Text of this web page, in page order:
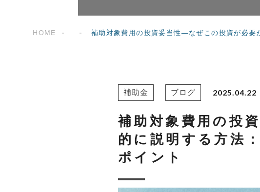
HOME 補助対象費用の投資妥当性―なぜこの投資が必要
補助金 ブログ 2025.04.22
補助対象費用の投
的に説明する方法
ポイント